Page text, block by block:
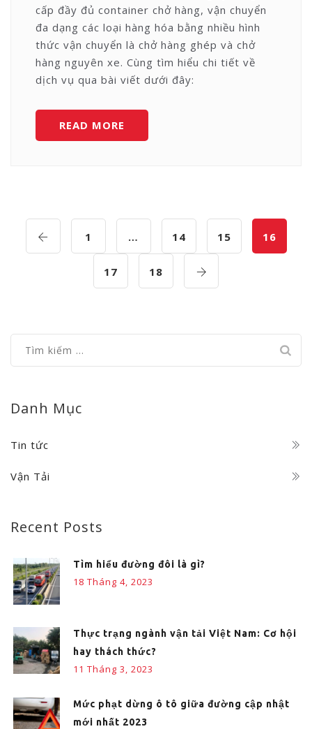
cấp đầy đủ container chở hàng, vận chuyển
đa dạng các loại hàng hóa bằng nhiều hình
thức vận chuyển là chở hàng ghép và chở
hàng nguyên xe. Cùng tìm hiểu chi tiết về
dịch vụ qua bài viết dưới đây:
READ MORE
VỤ
1 … 14 15 16
17 18
kiếm
Danh Mục
Tin tức
Vận Tải
Recent Posts
Tìm hiểu đường đôi là gì?
18 Tháng 4, 2023
Thực trạng ngành vận tải Việt Nam: Cơ hội
hay thách thức?
11 Tháng 3, 2023
Mức phạt dừng ô tô giữa đường cập nhật
mới nhất 2023